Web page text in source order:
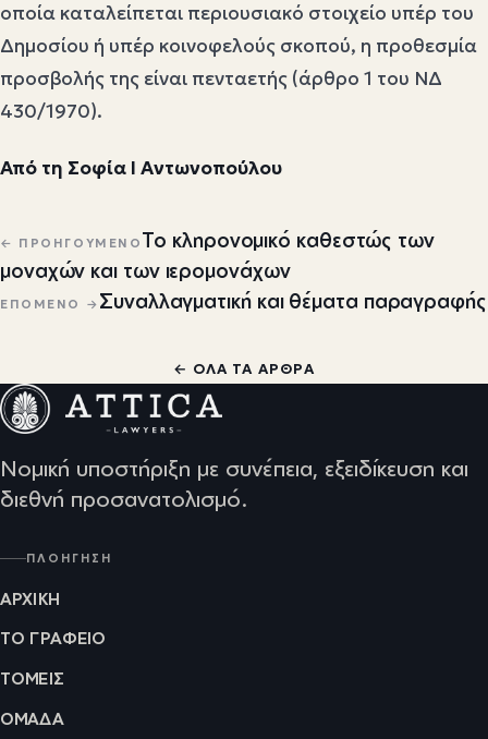
οποία καταλείπεται περιουσιακό στοιχείο υπέρ του
Δημοσίου ή υπέρ κοινοφελούς σκοπού, η προθεσμία
προσβολής της είναι πενταετής (άρθρο 1 του ΝΔ
430/1970).
Από τη Σοφία Ι Αντωνοπούλου
Πλοήγηση άρθρων
← ΠΡΟΗΓΟΎΜΕΝΟ Το κληρονομικό καθεστώς των
μοναχών και των ιερομονάχων
ΕΠΌΜΕΝΟ → Συναλλαγματική και θέματα παραγραφής
← ΌΛΑ ΤΑ ΆΡΘΡΑ
Νομική υποστήριξη με συνέπεια, εξειδίκευση και
διεθνή προσανατολισμό.
ΠΛΟΉΓΗΣΗ
ΑΡΧΙΚΉ
ΤΟ ΓΡΑΦΕΊΟ
ΤΟΜΕΊΣ
ΟΜΆΔΑ